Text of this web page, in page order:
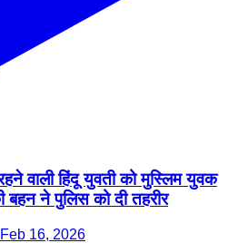
वाली हिंदू युवती को मुस्लिम युवक
ने पुलिस को दी तहरीर
16, 2026